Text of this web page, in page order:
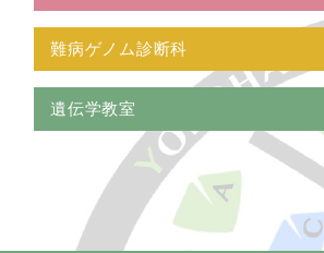
難病ゲノム診断科
遺伝学教室